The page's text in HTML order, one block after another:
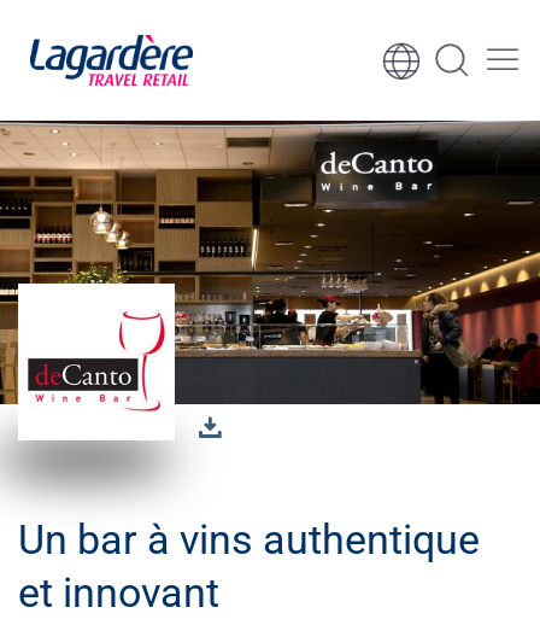
Aller au contenu
Un bar à vins authentique
et innovant